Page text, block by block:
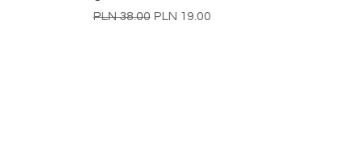
Regular Price
PLN 38.00 Sale Price
PLN 19.00